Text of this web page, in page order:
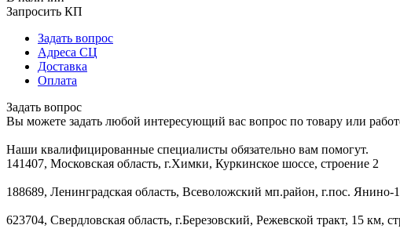
Запросить КП
Задать вопрос
Адреса СЦ
Доставка
Оплата
Задать вопрос
Вы можете задать любой интересующий вас вопрос по товару или
Наши квалифицированные специалисты обязательно вам помогут.
141407, Московская область, г.Химки, Куркинское шоссе, строение 2
188689, Ленинградская область, Всеволожский мп.район, г.пос.
623704, Свердловская область, г.Березовский, Режевской тракт, 15 км,